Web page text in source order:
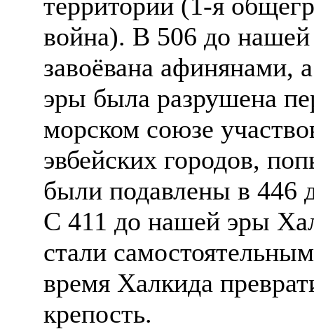
война). В 506 до
завоёвана афинянами,
эры была разрушена
морском союзе
эвбейских городов,
были подавлены в 446
С 411 до нашей эры
стали
время Халкида
крепость.